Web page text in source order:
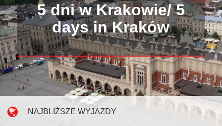
5 dni w Krakowie/ 5
days in Kraków
NAJBLIŻSZE WYJAZDY